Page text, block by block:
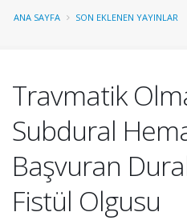
ANA SAYFA SON EKLENEN YAYINLAR
Travmatik
Subdural
Başvuran
Fistül Olgusu